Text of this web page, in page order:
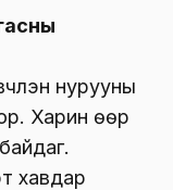
нурууны
Харин өөр
хавдар